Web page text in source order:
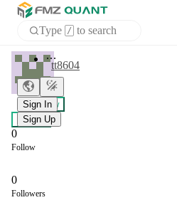
Type / to search
Home
APP
Sign In
tt8604
+ Follow
Chat
0
Follow
0
Followers